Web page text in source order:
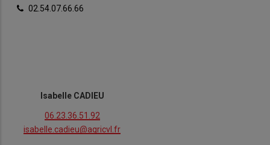
02.54.07.66.66
Isabelle CADIEU
06.23.36.51.92
isabelle.cadieu@agricvl.fr